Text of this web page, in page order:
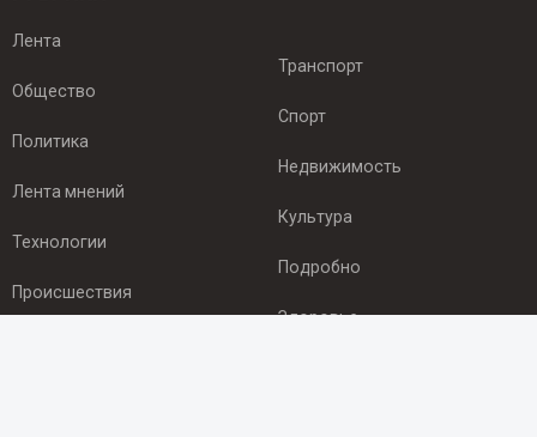
Лента
Общество
Политика
Лента мнений
Технологии
Происшествия
Транспорт
Спорт
Недвижимость
Культура
Подробно
Здоровье